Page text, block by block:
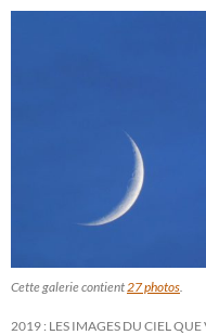
Cette galerie contient 27 photos
2019 : LES IMAGES DU CIEL